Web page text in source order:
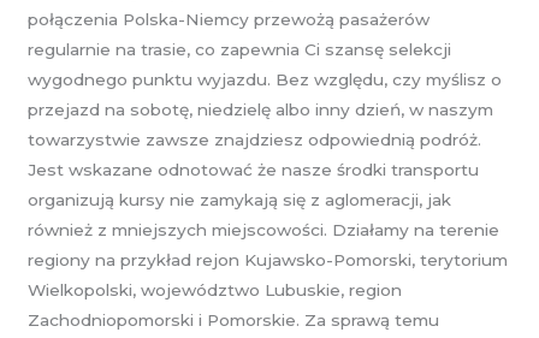
połączenia Polska-Niemcy przewożą pasażerów
regularnie na trasie, co zapewnia Ci szansę selekcji
wygodnego punktu wyjazdu. Bez względu, czy myślisz o
przejazd na sobotę, niedzielę albo inny dzień, w naszym
towarzystwie zawsze znajdziesz odpowiednią podróż.
Jest wskazane odnotować że nasze środki transportu
organizują kursy nie zamykają się z aglomeracji, jak
również z mniejszych miejscowości. Działamy na terenie
regiony na przykład rejon Kujawsko-Pomorski, terytorium
Wielkopolski, województwo Lubuskie, region
Zachodniopomorski i Pomorskie. Za sprawą temu